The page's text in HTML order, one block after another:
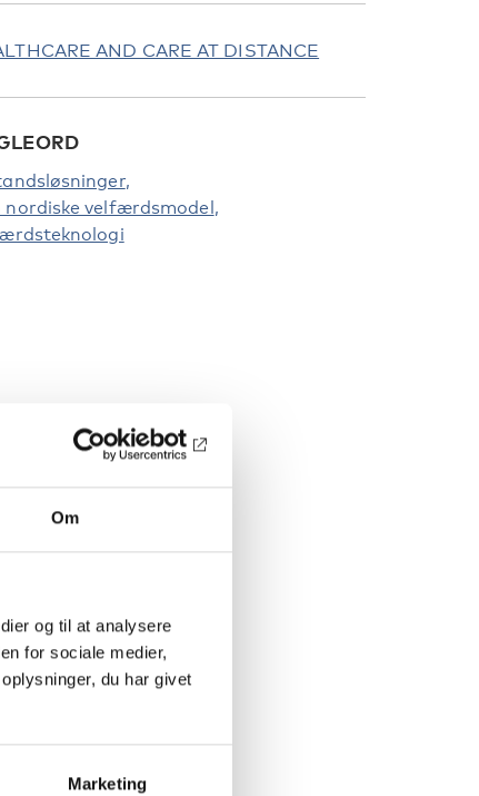
Om
og til at analysere
for sociale medier,
du har givet
Marketing
AND CARE AT DISTANCE
nordiske velfærdsmodel